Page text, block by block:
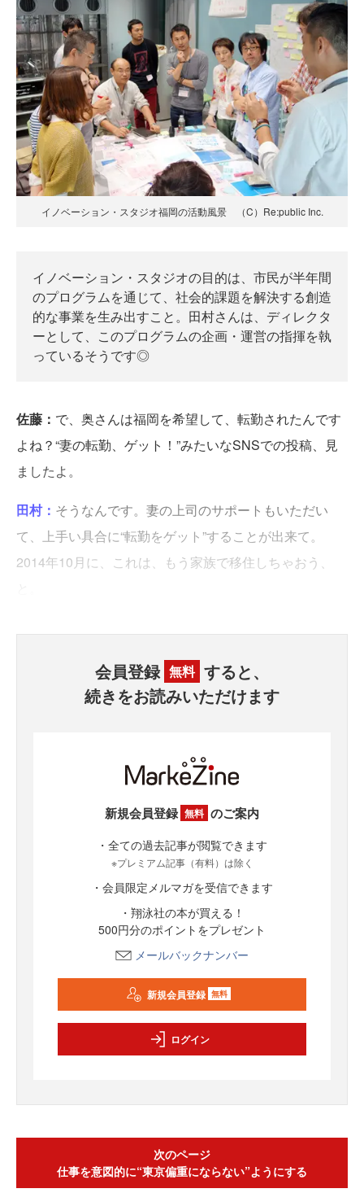
イノベーション・スタジオ福岡の活動風景 （C）Re:public Inc.
イノベーション・スタジオの目的は、市民が半年間
のプログラムを通じて、社会的課題を解決する創造
的な事業を生み出すこと。田村さんは、ディレクタ
ーとして、このプログラムの企画・運営の指揮を執
っているそうです◎
佐藤： で、奥さんは福岡を希望して、転勤されたんです
よね？“妻の転勤、ゲット！”みたいなSNSでの投稿、見
ましたよ。
田村： そうなんです。妻の上司のサポートもいただい
て、上手い具合に“転勤をゲット”することが出来て。
2014年10月に、これは、もう家族で移住しちゃおう、
会員登録 無料 すると、
続きをお読みいただけます
新規会員登録 無料 のご案内
・全ての過去記事が閲覧できます
※プレミアム記事（有料）は除く
・会員限定メルマガを受信できます
・翔泳社の本が買える！
500円分のポイントをプレゼント
メールバックナンバー
新規会員登録 無料
ログイン
次のページ
仕事を意図的に“東京偏重にならない”ようにする